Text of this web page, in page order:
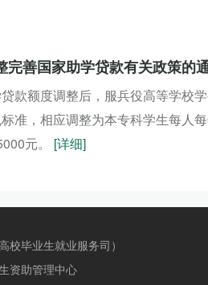
完善国家助学贷款有关政策的
款额度调整后，服兵役高等学校
准，相应调整为本专科学生每人
元。 [详细]
校毕业生就业服务司）
资助管理中心